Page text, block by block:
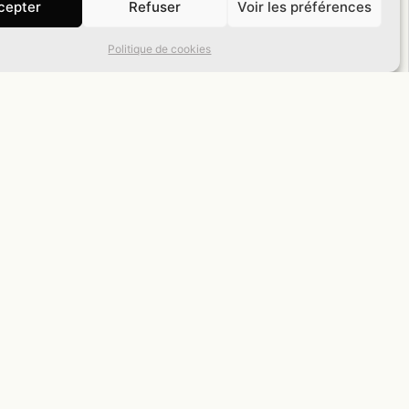
Refuser Voir les préférences
Politique de cookies